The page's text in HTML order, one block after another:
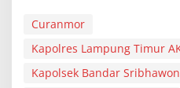
Curanmor
Kapolres Lampung Timur
Kapolsek Bandar